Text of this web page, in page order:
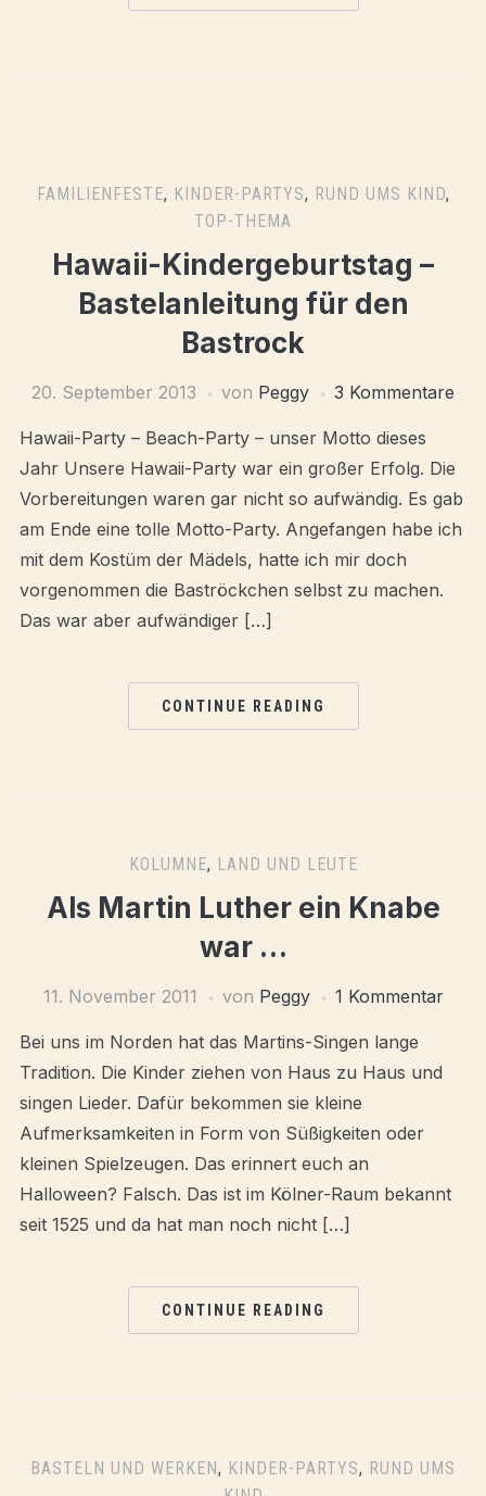
FAMILIENFESTE, KINDER-PARTYS, RUND UMS KIND,
TOP-THEMA
Hawaii-Kindergeburtstag –
Bastelanleitung für den
Bastrock
20. September 2013 von Peggy 3 Kommentare
Hawaii-Party – Beach-Party – unser Motto dieses
Jahr Unsere Hawaii-Party war ein großer Erfolg. Die
Vorbereitungen waren gar nicht so aufwändig. Es gab
am Ende eine tolle Motto-Party. Angefangen habe ich
mit dem Kostüm der Mädels, hatte ich mir doch
vorgenommen die Baströckchen selbst zu machen.
Das war aber aufwändiger […]
CONTINUE READING
KOLUMNE, LAND UND LEUTE
Als Martin Luther ein Knabe
war …
11. November 2011 von Peggy 1 Kommentar
Bei uns im Norden hat das Martins-Singen lange
Tradition. Die Kinder ziehen von Haus zu Haus und
singen Lieder. Dafür bekommen sie kleine
Aufmerksamkeiten in Form von Süßigkeiten oder
kleinen Spielzeugen. Das erinnert euch an
Halloween? Falsch. Das ist im Kölner-Raum bekannt
seit 1525 und da hat man noch nicht […]
CONTINUE READING
BASTELN UND WERKEN, KINDER-PARTYS, RUND UMS